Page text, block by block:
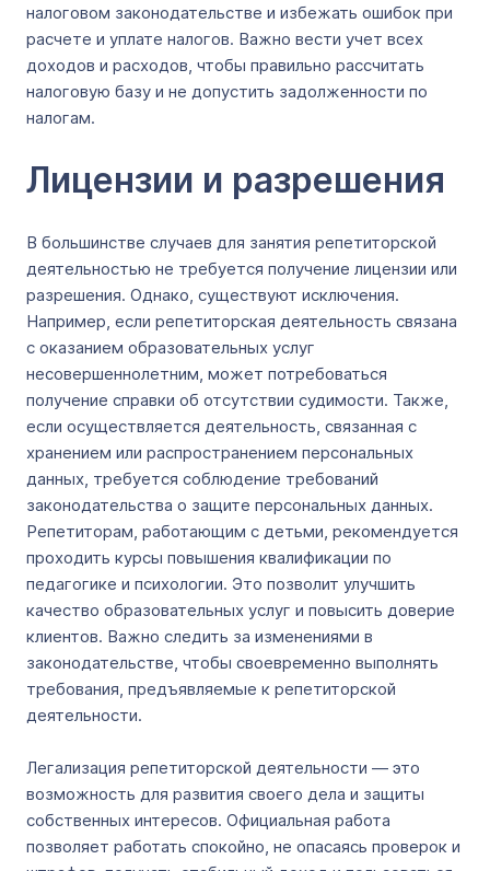
налоговом законодательстве и избежать ошибок при
расчете и уплате налогов. Важно вести учет всех
доходов и расходов, чтобы правильно рассчитать
налоговую базу и не допустить задолженности по
налогам.
Лицензии и разрешения
В большинстве случаев для занятия репетиторской
деятельностью не требуется получение лицензии или
разрешения. Однако, существуют исключения.
Например, если репетиторская деятельность связана
с оказанием образовательных услуг
несовершеннолетним, может потребоваться
получение справки об отсутствии судимости. Также,
если осуществляется деятельность, связанная с
хранением или распространением персональных
данных, требуется соблюдение требований
законодательства о защите персональных данных.
Репетиторам, работающим с детьми, рекомендуется
проходить курсы повышения квалификации по
педагогике и психологии. Это позволит улучшить
качество образовательных услуг и повысить доверие
клиентов. Важно следить за изменениями в
законодательстве, чтобы своевременно выполнять
требования, предъявляемые к репетиторской
деятельности.
Легализация репетиторской деятельности — это
возможность для развития своего дела и защиты
собственных интересов. Официальная работа
позволяет работать спокойно, не опасаясь проверок и